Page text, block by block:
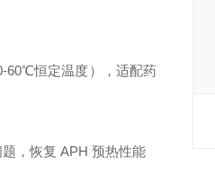
60℃恒定温度），适配药
，恢复 APH 预热性能